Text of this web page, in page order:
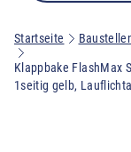
Startseite
Klappbake FlashMax
1seitig gelb,